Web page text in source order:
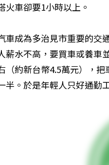
火車卻要1小時以上。
車成為多治見市重要的交
薪水不高，要買車或養車
（約新台幣4.5萬元），
半。於是年輕人只好通勤